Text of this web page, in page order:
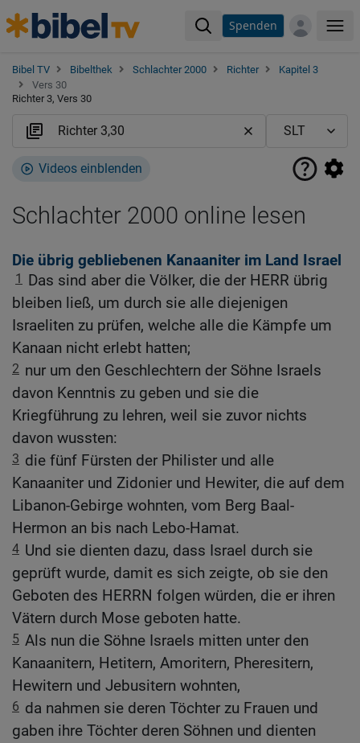
Spenden
Bibel TV Bibelthek Schlachter 2000 Richter
Kapitel 3
Vers 30
Richter 3, Vers 30
Videos einblenden
Schlachter 2000 online lesen
Die übrig gebliebenen Kanaaniter im Land Israel
1
Das sind aber die Völker, die der HERR übrig
bleiben ließ, um durch sie alle diejenigen
Israeliten zu prüfen, welche alle die Kämpfe um
Kanaan nicht erlebt hatten;
2 nur um den Geschlechtern der Söhne Israels
davon Kenntnis zu geben und sie die
Kriegführung zu lehren, weil sie zuvor nichts
davon wussten:
3 die fünf Fürsten der Philister und alle
Kanaaniter und Zidonier und Hewiter, die auf dem
Libanon-Gebirge wohnten, vom Berg Baal-
Hermon an bis nach Lebo-Hamat.
4 Und sie dienten dazu, dass Israel durch sie
geprüft wurde, damit es sich zeigte, ob sie den
Geboten des HERRN folgen würden, die er ihren
Vätern durch Mose geboten hatte.
5 Als nun die Söhne Israels mitten unter den
Kanaanitern, Hetitern, Amoritern, Pheresitern,
Hewitern und Jebusitern wohnten,
6 da nahmen sie deren Töchter zu Frauen und
gaben ihre Töchter deren Söhnen und dienten